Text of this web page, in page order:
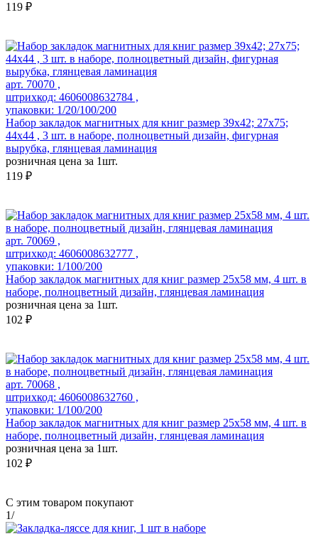
119 ₽
арт. 70070 ,
штрихкод: 4606008632784 ,
упаковки: 1/20/100/200
Набор закладок магнитных для книг размер 39x42; 27x75;
44x44 , 3 шт. в наборе, полноцветный дизайн, фигурная
вырубка, глянцевая ламинация
розничная цена за 1шт.
119 ₽
арт. 70069 ,
штрихкод: 4606008632777 ,
упаковки: 1/100/200
Набор закладок магнитных для книг размер 25х58 мм, 4 шт. в
наборе, полноцветный дизайн, глянцевая ламинация
розничная цена за 1шт.
102 ₽
арт. 70068 ,
штрихкод: 4606008632760 ,
упаковки: 1/100/200
Набор закладок магнитных для книг размер 25х58 мм, 4 шт. в
наборе, полноцветный дизайн, глянцевая ламинация
розничная цена за 1шт.
102 ₽
С этим товаром покупают
1/